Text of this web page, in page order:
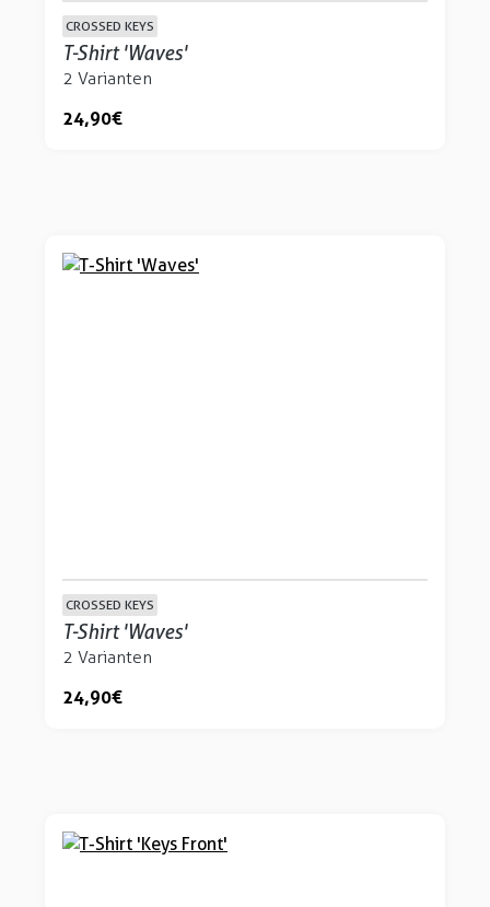
CROSSED KEYS
T-Shirt 'Waves'
2 Varianten
24,90 €
CROSSED KEYS
T-Shirt 'Waves'
2 Varianten
24,90 €